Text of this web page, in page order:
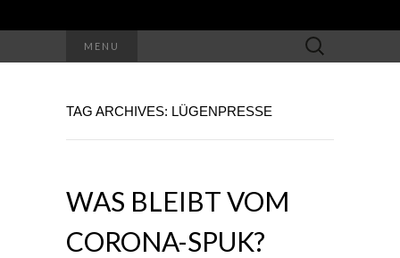
MENU
Suche
nach:
TAG ARCHIVES: LÜGENPRESSE
WAS BLEIBT VOM
CORONA-SPUK?